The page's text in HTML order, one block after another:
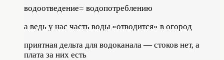
водоотведение= водопотреблению
а ведь у нас часть воды «отводится» в огород
приятная дельта для водоканала — стоков нет, а
плата за них есть